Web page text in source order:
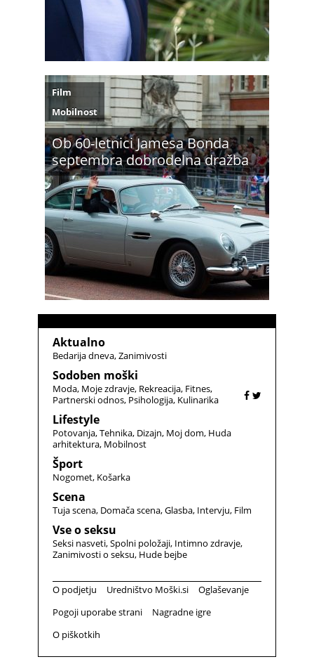
Ob 60-letnici Jamesa Bonda
septembra dobrodelna dražba
Film
Mobilnost
Aktualno
Bedarija dneva Zanimivosti
Sodoben moški
Moda Moje zdravje Rekreacija Fitnes
Partnerski odnos Psihologija Kulinarika
Lifestyle
Potovanja Tehnika Dizajn Moj dom Huda
arhitektura Mobilnost
Šport
Nogomet Košarka
Scena
Tuja scena Domača scena Glasba Intervju Film
Vse o seksu
Seksi nasveti Spolni položaji Intimno zdravje
Zanimivosti o seksu Hude bejbe
O podjetju Uredništvo Moški.si
Oglaševanje
Pogoji uporabe strani
Nagradne igre
O piškotkih